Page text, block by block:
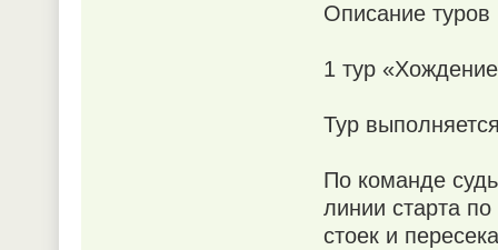
Описание туров
1 тур
Тур
По команде
линии старта
стоек и